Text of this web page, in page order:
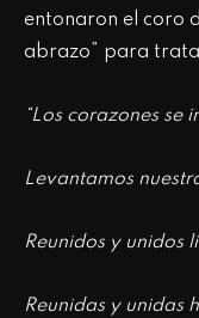
entonaron el coro
abrazo” para
“Los corazones se
Levantamos
Reunidos y unidos
Reunidas y unidas